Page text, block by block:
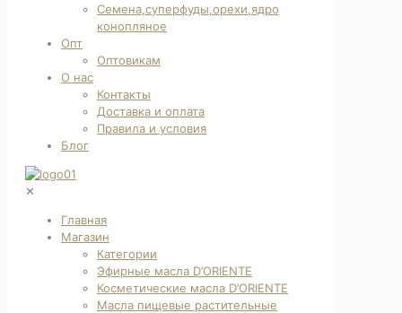
Семена,суперфуды,орехи,ядро
конопляное
Опт
Оптовикам
О нас
Контакты
Доставка и оплата
Правила и условия
Блог
✕
Главная
Магазин
Категории
Эфирные масла D’ORIENTE
Косметические масла D’ORIENTE
Масла пищевые растительные